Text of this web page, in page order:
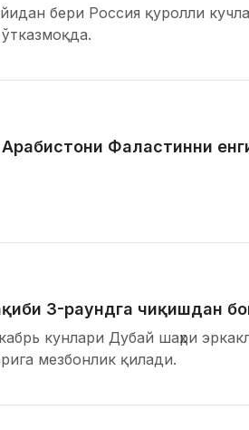
бери Россия қуролли
Фаластинни
3-раундга чиқишдан
кунлари Дубай шаҳри
мезбонлик қилади.